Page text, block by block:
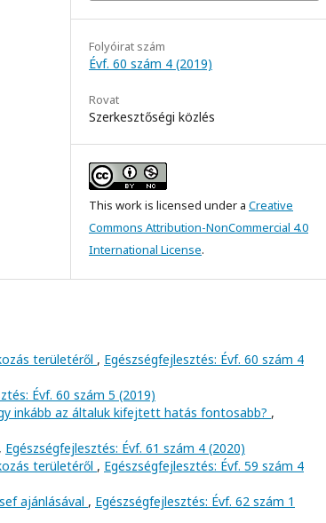
Folyóirat szám
Évf. 60 szám 4 (2019)
Rovat
Szerkesztőségi közlés
This work is licensed under a Creative
Commons Attribution-NonCommercial 4.0
International License.
területéről , Egészségfejlesztés: Évf. 60 szám 4
Évf. 60 szám 5 (2019)
inkább az általuk kifejtett hatás fontosabb? ,
, Egészségfejlesztés: Évf. 61 szám 4 (2020)
területéről , Egészségfejlesztés: Évf. 59 szám 4
ajánlásával , Egészségfejlesztés: Évf. 62 szám 1